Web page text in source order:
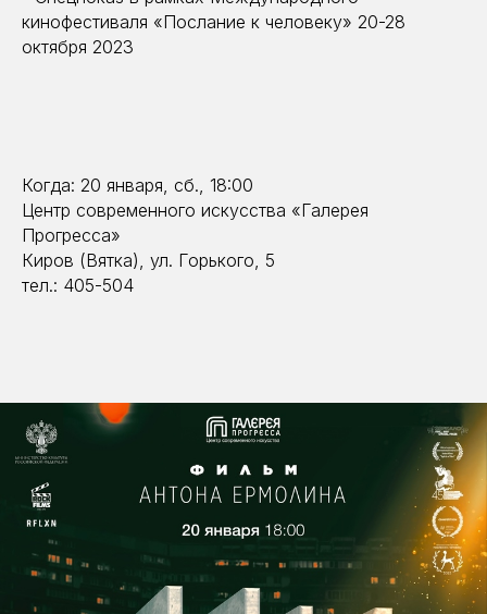
кинофестиваля «Послание к человеку» 20-28
октября 2023
Когда: 20 января, сб., 18:00
Центр современного искусства «Галерея
Прогресса»
Киров (Вятка), ул. Горького, 5
тел.: 405-504